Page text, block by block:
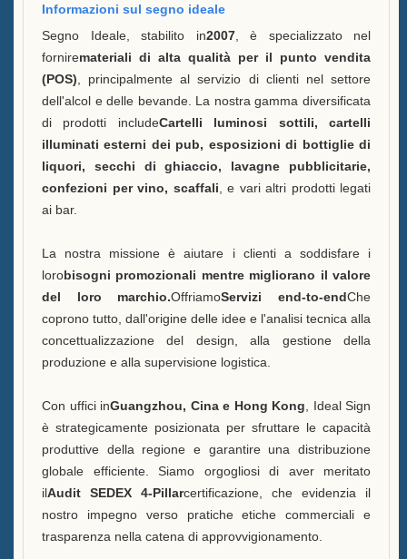
Secchio di ghiaccio a LED
Display in resina a forma X
Case D
Raffreddatore di ghiaccio
rotolante Case C
Secchio di ghiaccio LED Case
B
Vittexa Una Bottiglia di Liquore
Esposizione
Domande frequenti
Notizie
Contattaci
Informazioni sul segno ideale
Segno Ideale, stabilito in2007, è specializzato nel
forniremateriali di alta qualità per il punto vendita
(POS) , principalmente al servizio di clienti nel settore
dell'alcol e delle bevande. La nostra gamma diversificata
di prodotti includeCartelli luminosi sottili, cartelli
illuminati esterni dei pub, esposizioni di bottiglie di
liquori, secchi di ghiaccio, lavagne pubblicitarie,
confezioni per vino, scaffali , e vari altri prodotti legati
ai bar.
La nostra missione è aiutare i clienti a soddisfare i
lorobisogni promozionali mentre migliorano il valore
del loro marchio.OffriamoServizi end-to-endChe
coprono tutto, dall'origine delle idee e l'analisi tecnica alla
concettualizzazione del design, alla gestione della
produzione e alla supervisione logistica.
Con uffici inGuangzhou, Cina e Hong Kong , Ideal Sign
è strategicamente posizionata per sfruttare le capacità
produttive della regione e garantire una distribuzione
globale efficiente. Siamo orgogliosi di aver meritato
ilAudit SEDEX 4-Pillarcertificazione, che evidenzia il
nostro impegno verso pratiche etiche commerciali e
trasparenza nella catena di approvvigionamento.